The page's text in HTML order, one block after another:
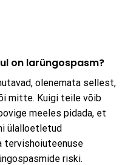
on larüngospasm?
olenemata sellest,
mitte. Kuigi teile võib
meeles pidada, et
ülalloetletud
tervishoiuteenuse
riski.